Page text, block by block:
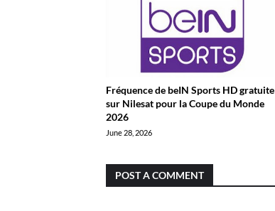
Fréquence de beIN Sports HD gratuite
sur Nilesat pour la Coupe du Monde
2026
June 28, 2026
POST A COMMENT